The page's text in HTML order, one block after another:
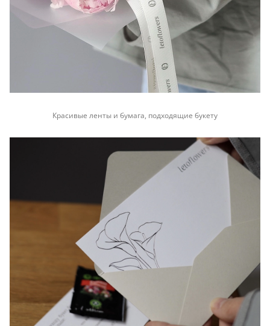
Красивые ленты и бумага, подходящие букету